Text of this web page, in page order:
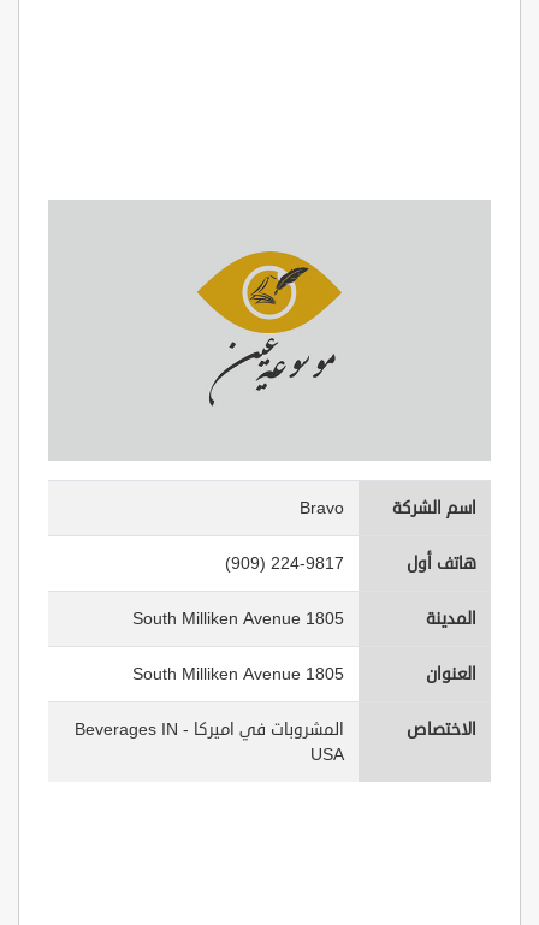
اسم الشركة Bravo
هاتف أول (909) 224-9817
المدينة 1805 South Milliken Avenue
العنوان 1805 South Milliken Avenue
الاختصاص
المشروبات في اميركا - Beverages IN
USA